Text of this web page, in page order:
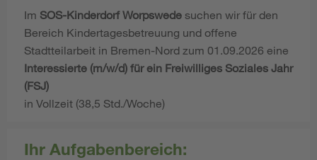
Im SOS-Kinderdorf Worpswede suchen wir für den
Bereich Kindertagesbetreuung und offene
Stadtteilarbeit in Bremen-Nord zum 01.09.2026 eine
Interessierte (m/w/d) für ein Freiwilliges Soziales Jahr
(FSJ)
in Vollzeit (38,5 Std./Woche)
Ihr Aufgabenbereich: